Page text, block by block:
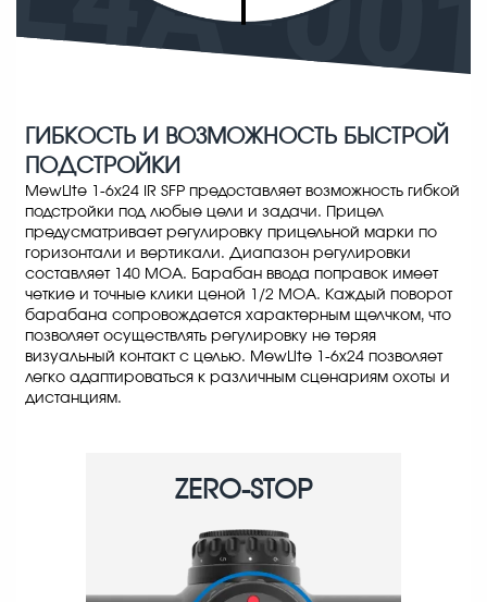
ГИБКОСТЬ И ВОЗМОЖНОСТЬ БЫСТРОЙ
ПОДСТРОЙКИ
MewLite 1-6x24 IR SFP предоставляет возможность гибкой
подстройки под любые цели и задачи. Прицел
предусматривает регулировку прицельной марки по
горизонтали и вертикали. Диапазон регулировки
составляет 140 МОА. Барабан ввода поправок имеет
четкие и точные клики ценой 1/2 МОА. Каждый поворот
барабана сопровождается характерным щелчком, что
позволяет осуществлять регулировку не теряя
визуальный контакт с целью. MewLite 1-6x24 позволяет
легко адаптироваться к различным сценариям охоты и
дистанциям.
ZERO-STOP